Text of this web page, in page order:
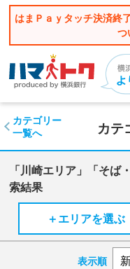
はまＰａｙタッチ決済終
つ
カテ
カテゴリー
一覧へ
「川崎エリア」「そ
索結果
＋エリアを選ぶ
表示順